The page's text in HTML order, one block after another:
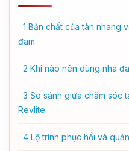
1 Bản chất của tàn nhang
đam
2 Khi nào nên dùng nha
3 So sánh giữa chăm sóc
Revlite
4 Lộ trình phục hồi và